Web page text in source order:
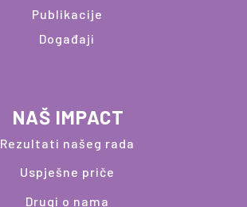
Publikacije
Događaji
NAŠ IMPACT
Rezultati našeg rada
Uspješne priče
Drugi o nama